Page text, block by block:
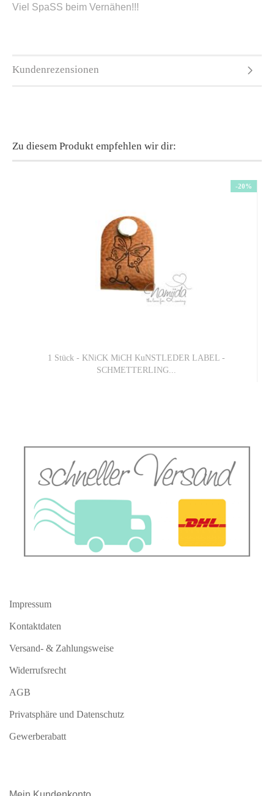
Viel SpaSS beim Vernähen!!!
Kundenrezensionen
Zu diesem Produkt empfehlen wir dir:
-20%
1 Stück - KNiCK MiCH KuNSTLEDER LABEL -
SCHMETTERLING...
Impressum
Kontaktdaten
Versand- & Zahlungsweise
Widerrufsrecht
AGB
Privatsphäre und Datenschutz
Gewerberabatt